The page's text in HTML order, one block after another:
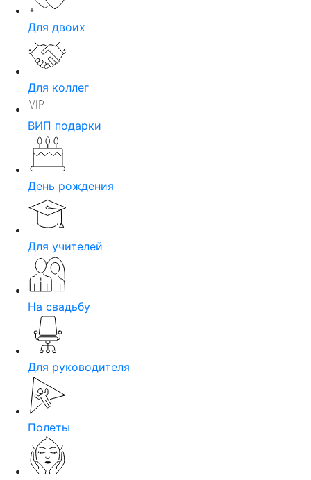
Для двоих
Для коллег
ВИП подарки
День рождения
Для учителей
На свадьбу
Для руководителя
Полеты